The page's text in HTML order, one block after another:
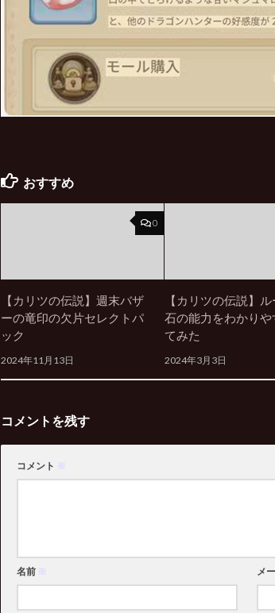
おすすめ
0
【カリツの伝説】週末バザ
ーの竜印の欠片セレクトパ
ック
2024年11月13日
【カリツの伝説】
石の能力をわかりや
てみた
2024年3月3日
コメントを残す
コメント ※
名前 ※ メ